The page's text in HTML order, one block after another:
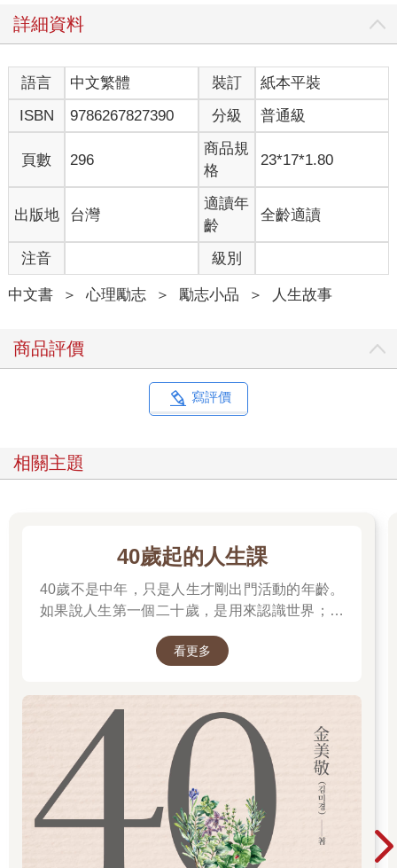
詳細資料
語言 中文繁體 裝訂
紙本平裝
ISBN
9786267827390 分級 普通級
頁數 296
商品規
格
23*17*1.80
出版地 台灣
適讀年
齡
全齡適讀
注音 級別
中文書 ＞ 心理勵志 ＞ 勵志小品 ＞ 人生故事
商品評價
寫評價
相關主題
40歲起的人生課
40歲不是中年，只是人生才剛出門活動的年齡。
如果說人生第一個二十歲，是用來認識世界；人
看更多